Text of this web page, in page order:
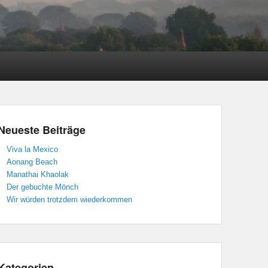
Beiträge
Viva la Mexico
Aonang Beach
Manathai Khaolak
Der gebuchte Mönch
Wir würden trotzdem wiederkommen